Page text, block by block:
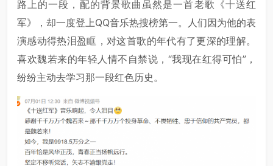
路上的一段，配的背景歌曲虽然是一首老歌《十送红
军》，却一度登上QQ音乐热搜榜第一。人们因为他的表
演感动得热泪盈眶，对这首歌的年代有了更深的理解。
喜欢魏若来的年轻人情不自禁说，“我现在红得可怕”，
纷纷主动去学习那一段红色历史。